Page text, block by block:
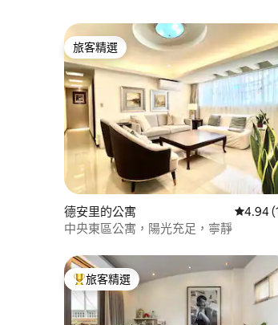
(永康街) *因台灣旅宿提倡環保，毛巾每人
僅供一條， 請見諒！需要時請使用洗衣
烘乾，謝謝:) 經營旅宿是我們的本業 最能
了解房客需求 我們會用心盡力確保您在
有舒適的住宿體驗✨ 《入住請留意房屋守
則》感謝您的配合！
旅客精選
旅客精選
德安里的公寓 從 16
4.94
中央東區公寓，陽光充足，寧靜
旅客精選榜首
旅客精選